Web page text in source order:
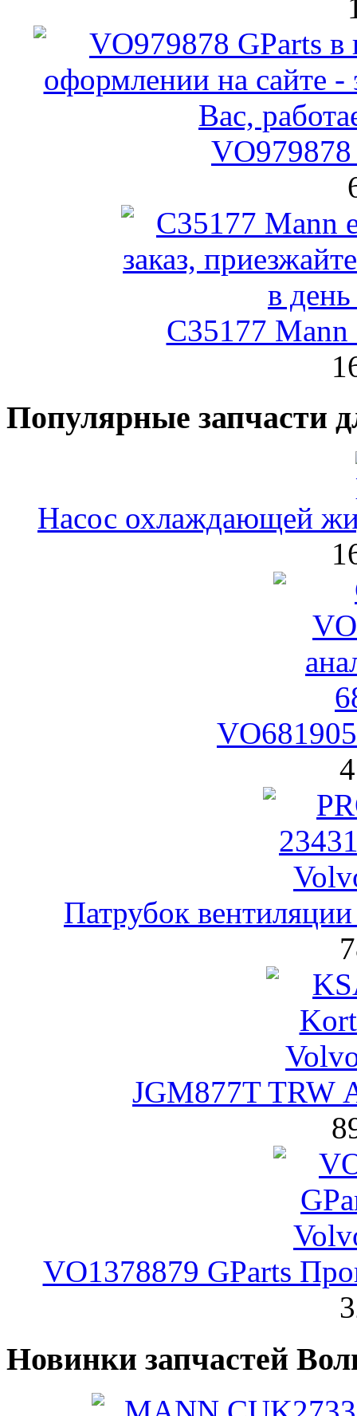
VO979878
C35177
Популярные запчасти
Насос охлаждающей
Патрубок
JGM877T TRW
VO1378879 GParts
Новинки запчастей